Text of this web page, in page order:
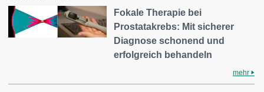
Fokale Therapie bei
Prostatakrebs: Mit sicherer
Diagnose schonend und
erfolgreich behandeln
mehr